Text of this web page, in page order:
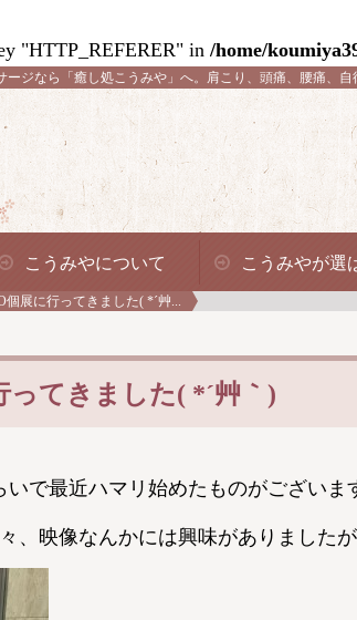
"HTTP_REFERER" in /home/
ジなら「癒し処こうみや」へ。 肩こり、頭痛、腰痛、自
こうみやについて こうみやが選
個展に行ってきました( *´艸...
ってきました( *´艸｀)
で最近ハマリ始めたものがございま
、映像なんかには興味がありました